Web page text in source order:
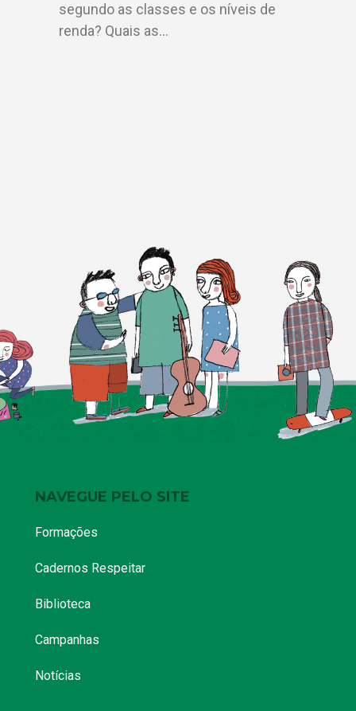
segundo as classes e os níveis de
renda? Quais as…
NAVEGUE PELO SITE
Formações
Cadernos Respeitar
Biblioteca
Campanhas
Notícias